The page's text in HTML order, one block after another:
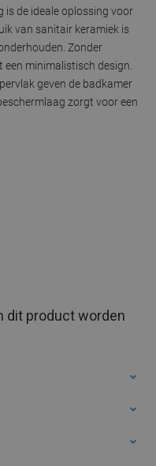
de ideale oplossing voor
van sanitair keramiek is
Zonder
minimalistisch design.
geven de badkamer
zorgt voor een
dit product worden